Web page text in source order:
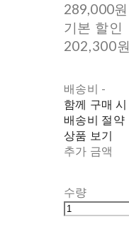
289,000원
기본 할인
202,300원
배송비 -
함께 구매 시
배송비 절약
상품 보기
추가 금액
수량